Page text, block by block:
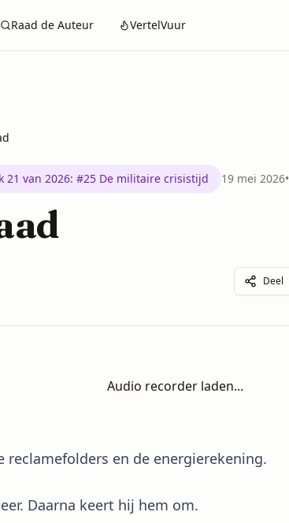
Raad de Auteur VertelVuur
21 van 2026: #25 De militaire crisistijd 19 mei 2026•
Deel
Audio recorder laden...
reclamefolders en de energierekening.
Daarna keert hij hem om.